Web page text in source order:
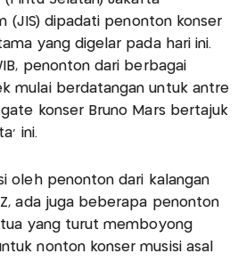
(JIS) dipadati penonton konser
yang digelar pada hari ini.
penonton dari berbagai
mulai berdatangan untuk antre
konser Bruno Mars bertajuk
ini.
oleh penonton dari kalangan
ada juga beberapa penonton
yang turut memboyong
nonton konser musisi asal